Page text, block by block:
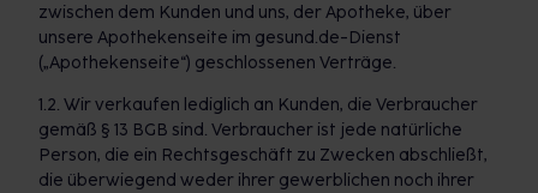
zwischen dem Kunden und uns, der Apotheke, über
unsere Apothekenseite im gesund.de-Dienst
(„Apothekenseite“) geschlossenen Verträge.
1.2. Wir verkaufen lediglich an Kunden, die Verbraucher
gemäß § 13 BGB sind. Verbraucher ist jede natürliche
Person, die ein Rechtsgeschäft zu Zwecken abschließt,
die überwiegend weder ihrer gewerblichen noch ihrer